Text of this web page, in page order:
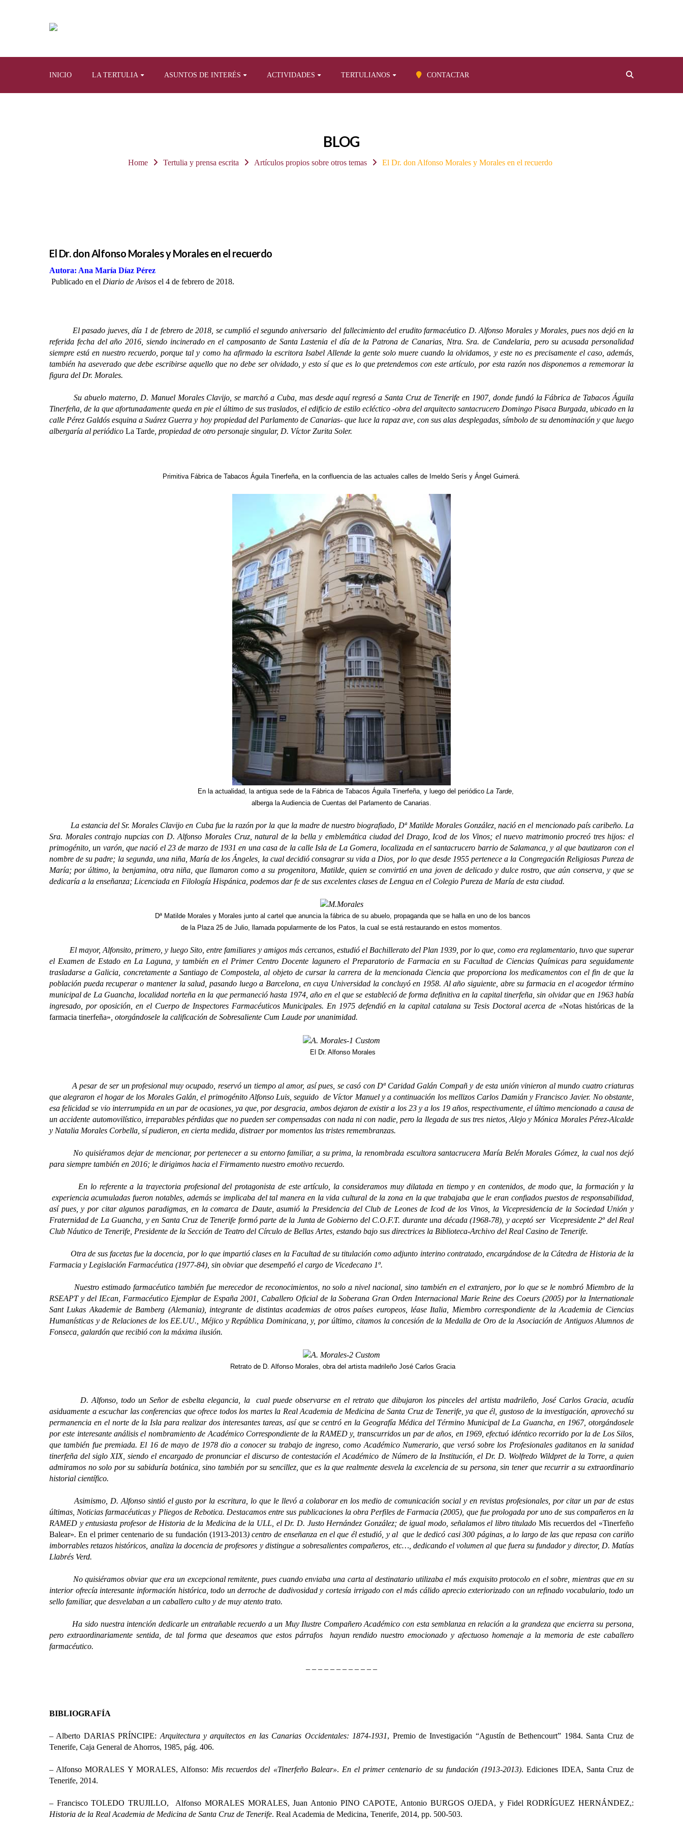
INICIO LA TERTULIA ASUNTOS DE INTERÉS ACTIVIDADES TERTULIANOS CONTACTAR
BLOG
Home Tertulia y prensa escrita Artículos propios sobre otros temas El Dr. don Alfonso Morales y Morales en el recuerdo
El Dr. don Alfonso Morales y Morales en el recuerdo
Autora: Ana María Díaz Pérez
Publicado en el Diario de Avisos el 4 de febrero de 2018.
El pasado jueves, día 1 de febrero de 2018, se cumplió el segundo aniversario del fallecimiento del erudito farmacéutico D. Alfonso Morales y Morales, pues nos dejó en la
referida fecha del año 2016, siendo incinerado en el camposanto de Santa Lastenia el día de la Patrona de Canarias, Ntra. Sra. de Candelaria, pero su acusada personalidad
siempre está en nuestro recuerdo, porque tal y como ha afirmado la escritora Isabel Allende la gente solo muere cuando la olvidamos, y este no es precisamente el caso, además,
también ha aseverado que debe escribirse aquello que no debe ser olvidado, y esto sí que es lo que pretendemos con este artículo, por esta razón nos disponemos a rememorar la
figura del Dr. Morales.
Su abuelo materno, D. Manuel Morales Clavijo, se marchó a Cuba, mas desde aquí regresó a Santa Cruz de Tenerife en 1907, donde fundó la Fábrica de Tabacos Águila
Tinerfeña, de la que afortunadamente queda en pie el último de sus traslados, el edificio de estilo ecléctico -obra del arquitecto santacrucero Domingo Pisaca Burgada, ubicado en la
calle Pérez Galdós esquina a Suárez Guerra y hoy propiedad del Parlamento de Canarias- que luce la rapaz ave, con sus alas desplegadas, símbolo de su denominación y que luego
albergaría al periódico La Tarde , propiedad de otro personaje singular, D. Víctor Zurita Soler.
Primitiva Fábrica de Tabacos Águila Tinerfeña, en la confluencia de las actuales calles de Imeldo Serís y Ángel Guimerá.
En la actualidad, la antigua sede de la Fábrica de Tabacos Águila Tinerfeña, y luego del periódico La Tarde,
alberga la Audiencia de Cuentas del Parlamento de Canarias.
La estancia del Sr. Morales Clavijo en Cuba fue la razón por la que la madre de nuestro biografiado, Dª Matilde Morales González, nació en el mencionado país caribeño. La
Sra. Morales contrajo nupcias con D. Alfonso Morales Cruz, natural de la bella y emblemática ciudad del Drago, Icod de los Vinos; el nuevo matrimonio procreó tres hijos: el
primogénito, un varón, que nació el 23 de marzo de 1931 en una casa de la calle Isla de La Gomera, localizada en el santacrucero barrio de Salamanca, y al que bautizaron con el
nombre de su padre; la segunda, una niña, María de los Ángeles, la cual decidió consagrar su vida a Dios, por lo que desde 1955 pertenece a la Congregación Religiosas Pureza de
María; por último, la benjamina, otra niña, que llamaron como a su progenitora, Matilde, quien se convirtió en una joven de delicado y dulce rostro, que aún conserva, y que se
dedicaría a la enseñanza; Licenciada en Filología Hispánica, podemos dar fe de sus excelentes clases de Lengua en el Colegio Pureza de María de esta ciudad.
Dª Matilde Morales y Morales junto al cartel que anuncia la fábrica de su abuelo, propaganda que se halla en uno de los bancos
de la Plaza 25 de Julio,
llamada popularmente de los Patos, la cual se está restaurando en estos momentos.
El mayor, Alfonsito, primero, y luego Sito, entre familiares y amigos más cercanos, estudió el Bachillerato del Plan 1939, por lo que, como era reglamentario, tuvo que superar
el Examen de Estado en La Laguna, y también en el Primer Centro Docente lagunero el Preparatorio de Farmacia en su Facultad de Ciencias Químicas para seguidamente
trasladarse a Galicia, concretamente a Santiago de Compostela, al objeto de cursar la carrera de la mencionada Ciencia que proporciona los medicamentos con el fin de que la
población pueda recuperar o mantener la salud, pasando luego a Barcelona, en cuya Universidad la concluyó en 1958. Al año siguiente, abre su farmacia en el acogedor término
municipal de La Guancha, localidad norteña en la que permaneció hasta 1974, año en el que se estableció de forma definitiva en la capital tinerfeña, sin olvidar que en 1963 había
ingresado, por oposición, en el Cuerpo de Inspectores Farmacéuticos Municipales. En 1975 defendió en la capital catalana su Tesis Doctoral acerca de «Notas históricas de la
farmacia tinerfeña» , otorgándosele la calificación de Sobresaliente Cum Laude por unanimidad.
El Dr. Alfonso Morales
A pesar de ser un profesional muy ocupado, reservó un tiempo al amor, así pues, se casó con Dª Caridad Galán Compañ y de esta unión vinieron al mundo cuatro criaturas
que alegraron el hogar de los Morales Galán, el primogénito Alfonso Luis, seguido de Víctor Manuel y a continuación los mellizos Carlos Damián y Francisco Javier. No obstante,
esa felicidad se vio interrumpida en un par de ocasiones, ya que, por desgracia, ambos dejaron de existir a los 23 y a los 19 años, respectivamente, el último mencionado a causa de
un accidente automovilístico, irreparables pérdidas que no pueden ser compensadas con nada ni con nadie, pero la llegada de sus tres nietos, Alejo y Mónica Morales Pérez-Alcalde
y Natalia Morales Corbella, sí pudieron, en cierta medida, distraer por momentos las tristes remembranzas.
No quisiéramos dejar de mencionar, por pertenecer a su entorno familiar, a su prima, la renombrada escultora santacrucera María Belén Morales Gómez, la cual nos dejó
para siempre también en 2016; le dirigimos hacia el Firmamento nuestro emotivo recuerdo.
En lo referente a la trayectoria profesional del protagonista de este artículo, la consideramos muy dilatada en tiempo y en contenidos, de modo que, la formación y la
experiencia acumuladas fueron notables, además se implicaba del tal manera en la vida cultural de la zona en la que trabajaba que le eran confiados puestos de responsabilidad,
así pues, y por citar algunos paradigmas, en la comarca de Daute, asumió la Presidencia del Club de Leones de Icod de los Vinos, la Vicepresidencia de la Sociedad Unión y
Fraternidad de La Guancha, y en Santa Cruz de Tenerife formó parte de la Junta de Gobierno del C.O.F.T. durante una década (1968-78), y aceptó ser Vicepresidente 2º del Real
Club Náutico de Tenerife, Presidente de la Sección de Teatro del Círculo de Bellas Artes, estando bajo sus directrices la Biblioteca-Archivo del Real Casino de Tenerife.
Otra de sus facetas fue la docencia, por lo que impartió clases en la Facultad de su titulación como adjunto interino contratado, encargándose de la Cátedra de Historia de la
Farmacia y Legislación Farmacéutica (1977-84), sin obviar que desempeñó el cargo de Vicedecano 1º.
Nuestro estimado farmacéutico también fue merecedor de reconocimientos, no solo a nivel nacional, sino también en el extranjero, por lo que se le nombró Miembro de la
RSEAPT y del IEcan, Farmacéutico Ejemplar de España 2001, Caballero Oficial de la Soberana Gran Orden Internacional Marie Reine des Coeurs (2005) por la Internationale
Sant Lukas Akademie de Bamberg (Alemania), integrante de distintas academias de otros países europeos, léase Italia, Miembro correspondiente de la Academia de Ciencias
Humanísticas y de Relaciones de los EE.UU., Méjico y República Dominicana, y, por último, citamos la concesión de la Medalla de Oro de la Asociación de Antiguos Alumnos de
Fonseca, galardón que recibió con la máxima ilusión.
Retrato de D. Alfonso Morales, obra del artista madrileño José Carlos Gracia
D. Alfonso, todo un Señor de esbelta elegancia, la cual puede observarse en el retrato que dibujaron los pinceles del artista madrileño, José Carlos Gracia, acudía
asiduamente a escuchar las conferencias que ofrece todos los martes la Real Academia de Medicina de Santa Cruz de Tenerife, ya que él, gustoso de la investigación, aprovechó su
permanencia en el norte de la Isla para realizar dos interesantes tareas, así que se centró en la Geografía Médica del Término Municipal de La Guancha, en 1967, otorgándosele
por este interesante análisis el nombramiento de Académico Correspondiente de la RAMED y, transcurridos un par de años, en 1969, efectuó idéntico recorrido por la de Los Silos,
que también fue premiada. El 16 de mayo de 1978 dio a conocer su trabajo de ingreso, como Académico Numerario, que versó sobre los Profesionales gaditanos en la sanidad
tinerfeña del siglo XIX, siendo el encargado de pronunciar el discurso de contestación el Académico de Número de la Institución, el Dr. D. Wolfredo Wildpret de la Torre, a quien
admiramos no solo por su sabiduría botánica, sino también por su sencillez, que es la que realmente desvela la excelencia de su persona, sin tener que recurrir a su extraordinario
historial científico.
Asimismo, D. Alfonso sintió el gusto por la escritura, lo que le llevó a colaborar en los medio de comunicación social y en revistas profesionales, por citar un par de estas
últimas, Noticias farmacéuticas y Pliegos de Rebotica. Destacamos entre sus publicaciones la obra Perfiles de Farmacia (2005), que fue prologada por uno de sus compañeros en la
RAMED y entusiasta profesor de Historia de la Medicina de la ULL, el Dr. D. Justo Hernández González; de igual modo, señalamos el libro tituladoMis recuerdos del «Tinerfeño
Balear».En el primer centenario de su fundación (1913-2013) centro de enseñanza en el que él estudió, y al que le dedicó casi 300 páginas, a lo largo de las que repasa con cariño
imborrables retazos históricos, analiza la docencia de profesores y distingue a sobresalientes compañeros, etc…, dedicando el volumen al que fuera su fundador y director, D. Matías
Llabrés Verd.
No quisiéramos obviar que era un excepcional remitente, pues cuando enviaba una carta al destinatario utilizaba el más exquisito protocolo en el sobre, mientras que en su
interior ofrecía interesante información histórica, todo un derroche de dadivosidad y cortesía irrigado con el más cálido aprecio exteriorizado con un refinado vocabulario, todo un
sello familiar, que desvelaban a un caballero culto y de muy atento trato.
Ha sido nuestra intención dedicarle un entrañable recuerdo a un Muy Ilustre Compañero Académico con esta semblanza en relación a la grandeza que encierra su persona,
pero extraordinariamente sentida, de tal forma que deseamos que estos párrafos hayan rendido nuestro emocionado y afectuoso homenaje a la memoria de este caballero
farmacéutico.
– – – – – – – – – – – –
BIBLIOGRAFÍA
– Alberto DARIAS PRÍNCIPE: Arquitectura y arquitectos en las Canarias Occidentales: 1874-1931, Premio de Investigación “Agustín de Bethencourt” 1984. Santa Cruz de
Tenerife, Caja General de Ahorros, 1985, pág. 406.
– Alfonso MORALES Y MORALES, Alfonso: Mis recuerdos del «Tinerfeño Balear». En el primer centenario de su fundación (1913-2013). Ediciones IDEA, Santa Cruz de
Tenerife, 2014.
– Francisco TOLEDO TRUJILLO, Alfonso MORALES MORALES, Juan Antonio PINO CAPOTE, Antonio BURGOS OJEDA, y Fidel RODRÍGUEZ HERNÁNDEZ,:
Historia de la Real Academia de Medicina de Santa Cruz de Tenerife. Real Academia de Medicina, Tenerife, 2014, pp. 500-503.